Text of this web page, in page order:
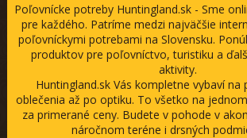
Poľovnícke potreby Huntingland.sk - Sme
pre každého. Patríme medzi najväčšie
poľovníckymi potrebami na Slovensku.
produktov pre poľovníctvo, turistiku a
aktivity.
Huntingland.sk Vás kompletne vybaví na
oblečenia až po optiku. To všetko na
za primerané ceny. Budete v pohode v
náročnom teréne i drsných